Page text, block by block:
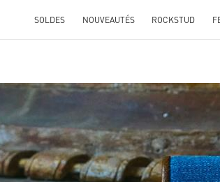
SOLDES NOUVEAUTÉS ROCKSTUD